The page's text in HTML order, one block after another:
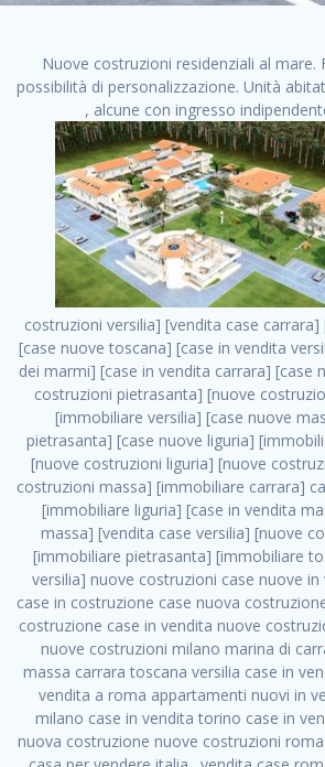
Nuove costruzioni residenziali al mare.
possibilità di personalizzazione. Unità
, alcune con ingresso